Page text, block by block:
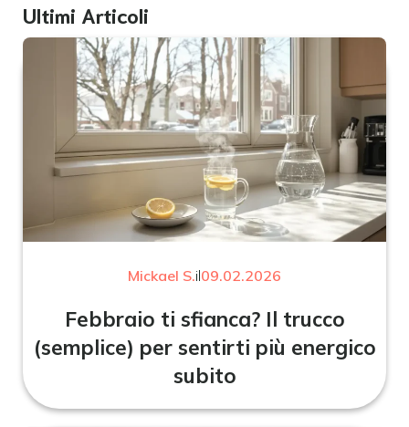
Ultimi Articoli
Mickael S.il09.02.2026
Febbraio ti sfianca? Il trucco
(semplice) per sentirti più energico
subito